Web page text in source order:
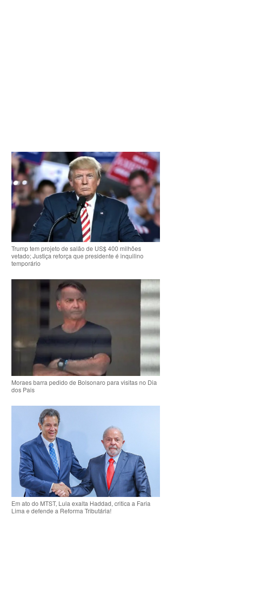
Trump tem projeto de salão de US$ 400 milhões
vetado; Justiça reforça que presidente é inquilino
temporário
Moraes barra pedido de Bolsonaro para visitas no Dia
dos Pais
Em ato do MTST, Lula exalta Haddad, critica a Faria
Lima e defende a Reforma Tributária!